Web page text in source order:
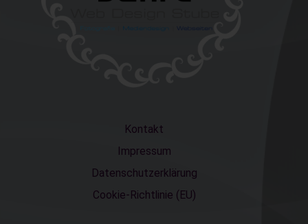
Kontakt
Impressum
Datenschutzerklärung
Cookie-Richtlinie (EU)